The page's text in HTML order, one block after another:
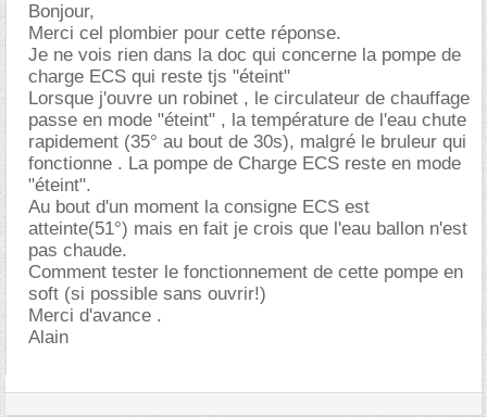
Bonjour,
Merci cel plombier pour cette réponse.
Je ne vois rien dans la doc qui concerne la pompe de
charge ECS qui reste tjs "éteint"
Lorsque j'ouvre un robinet , le circulateur de chauffage
passe en mode "éteint" , la température de l'eau chute
rapidement (35° au bout de 30s), malgré le bruleur qui
fonctionne . La pompe de Charge ECS reste en mode
"éteint".
Au bout d'un moment la consigne ECS est
atteinte(51°) mais en fait je crois que l'eau ballon n'est
pas chaude.
Comment tester le fonctionnement de cette pompe en
soft (si possible sans ouvrir!)
Merci d'avance .
Alain